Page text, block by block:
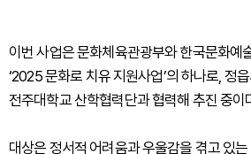
이번 사업은 문화체육관광부와 한국문화예
‘2025 문화로 치유 지원사업’의 하나로, 정
전주대학교 산학협력단과 협력해 추진 중이
대상은 정서적 어려움과 우울감을 겪고 있